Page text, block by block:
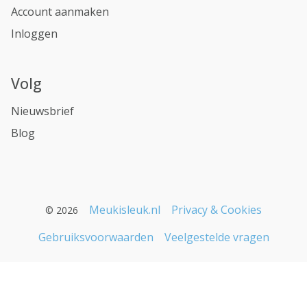
Account aanmaken
Inloggen
Volg
Nieuwsbrief
Blog
© 2026 Meukisleuk.nl
Privacy & Cookies
Gebruiksvoorwaarden
Veelgestelde vragen